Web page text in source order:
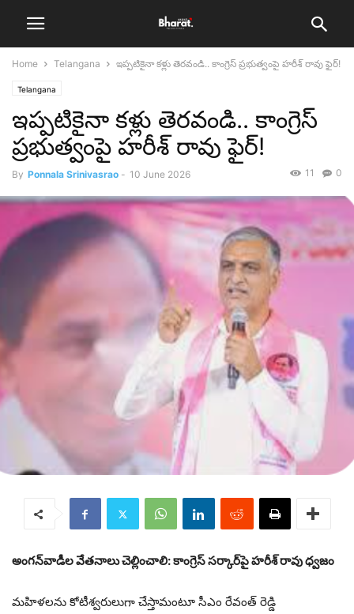
Home Telangana ఇప్పటికైనా కళ్లు తెరవండి.. కాంగ్రెస్ ప్రభుత్వంపై హరీశ్ రావు ఫైర్!
Telangana
ఇప్పటికైనా కళ్లు తెరవండి.. కాంగ్రెస్
ప్రభుత్వంపై హరీశ్ రావు ఫైర్!
By Ponnala Srinivasrao - 10 June 2026 0
11
అంగన్‌వాడీల వేతనాలు చెల్లించాలి: కాంగ్రెస్ సర్కార్‌పై హరీశ్ రావు ధ్వజం
మహిళలను కోటీశ్వరులుగా చేస్తామంటూ సీఎం రేవంత్ రెడ్డి